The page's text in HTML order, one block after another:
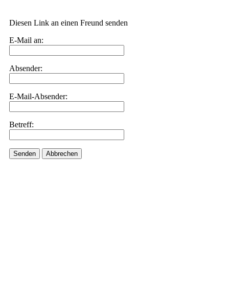
Diesen Link an einen Freund senden
E-Mail an:
Absender:
E-Mail-Absender:
Betreff:
Senden Abbrechen